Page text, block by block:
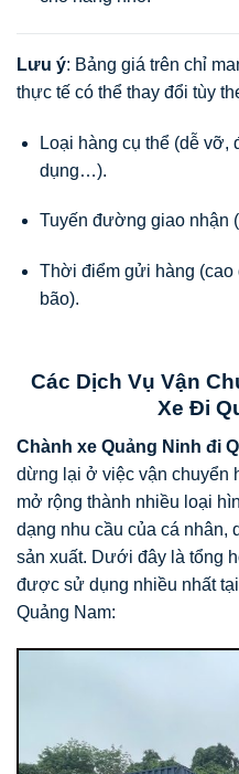
Lưu ý: Bảng giá trên chỉ
thực tế có thể thay đổi tùy
Loại hàng cụ thể (dễ vỡ,
dụng…).
Tuyến đường giao nhận
Thời điểm gửi hàng (cao
bão).
Các Dịch Vụ Vận
Xe Đi
Chành xe Quảng Ninh đi
dừng lại ở việc vận chuyển
mở rộng thành nhiều loại
dạng nhu cầu của cá nhân,
sản xuất. Dưới đây là tổng
được sử dụng nhiều nhất
Quảng Nam: